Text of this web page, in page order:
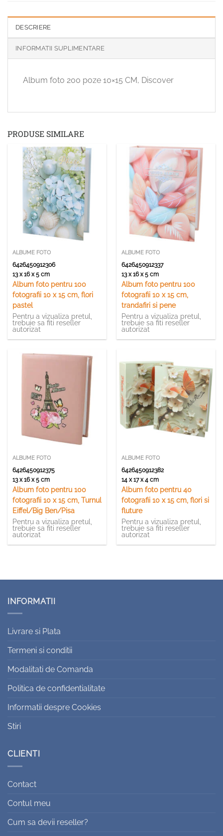
DESCRIERE
INFORMATII SUPLIMENTARE
Album foto 200 poze 10×15 CM, Discover
PRODUSE SIMILARE
ALBUME FOTO
6426450912306
13 x 16 x 5 cm
Album foto pentru 100
fotografii 10 x 15 cm, flori
pastel
Pentru a vizualiza pretul,
trebuie sa fiti reseller
autorizat
ALBUME FOTO
6426450912337
13 x 16 x 5 cm
Album foto pentru 100
fotografii 10 x 15 cm,
trandafiri si pene
Pentru a vizualiza pretul,
trebuie sa fiti reseller
autorizat
ALBUME FOTO
6426450912375
13 x 16 x 5 cm
Album foto pentru 100
fotografii 10 x 15 cm, Turnul
Eiffel/Big Ben/Pisa
Pentru a vizualiza pretul,
trebuie sa fiti reseller
autorizat
ALBUME FOTO
6426450912382
14 x 17 x 4 cm
Album foto pentru 40
fotografii 10 x 15 cm, flori si
fluture
Pentru a vizualiza pretul,
trebuie sa fiti reseller
autorizat
INFORMATII
Livrare si Plata
Termeni si conditii
Modalitati de Comanda
Politica de confidentialitate
Informatii despre Cookies
Stiri
CLIENTI
Contact
Contul meu
Cum sa devii reseller?